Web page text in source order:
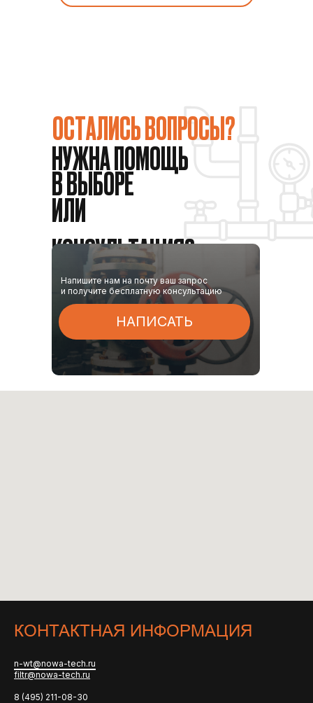
ОСТАЛИСЬ ВОПРОСЫ?
ИЛИ
КОНСУЛЬТАЦИЯ?
НУЖНА ПОМОЩЬ
В ВЫБОРЕ
Напишите нам на почту ваш запрос
и получите бесплатную консультацию
НАПИСАТЬ
КОНТАКТНАЯ ИНФОРМАЦИЯ
n-wt@nowa-tech.ru
filtr@nowa-tech.ru
8 (495) 211-08-30